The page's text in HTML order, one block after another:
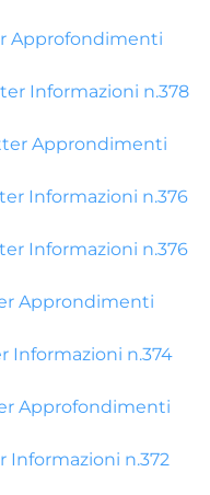
Approfondimenti
Informazioni n.378
Approndimenti
Informazioni n.376
Informazioni n.376
Approndimenti
Informazioni n.374
Approfondimenti
Informazioni n.372